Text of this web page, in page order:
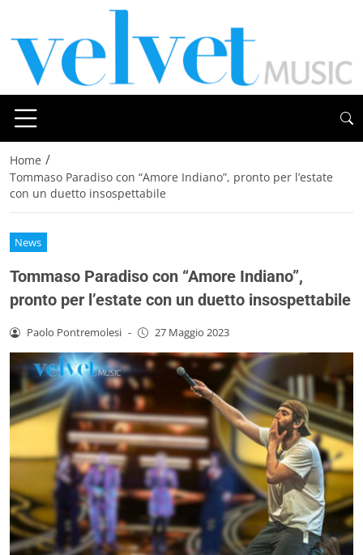
Home /
Tommaso Paradiso con “Amore Indiano”, pronto per l’estate
con un duetto insospettabile
News
Tommaso Paradiso con “Amore Indiano”,
pronto per l’estate con un duetto insospettabile
Paolo Pontremolesi - 27 Maggio 2023